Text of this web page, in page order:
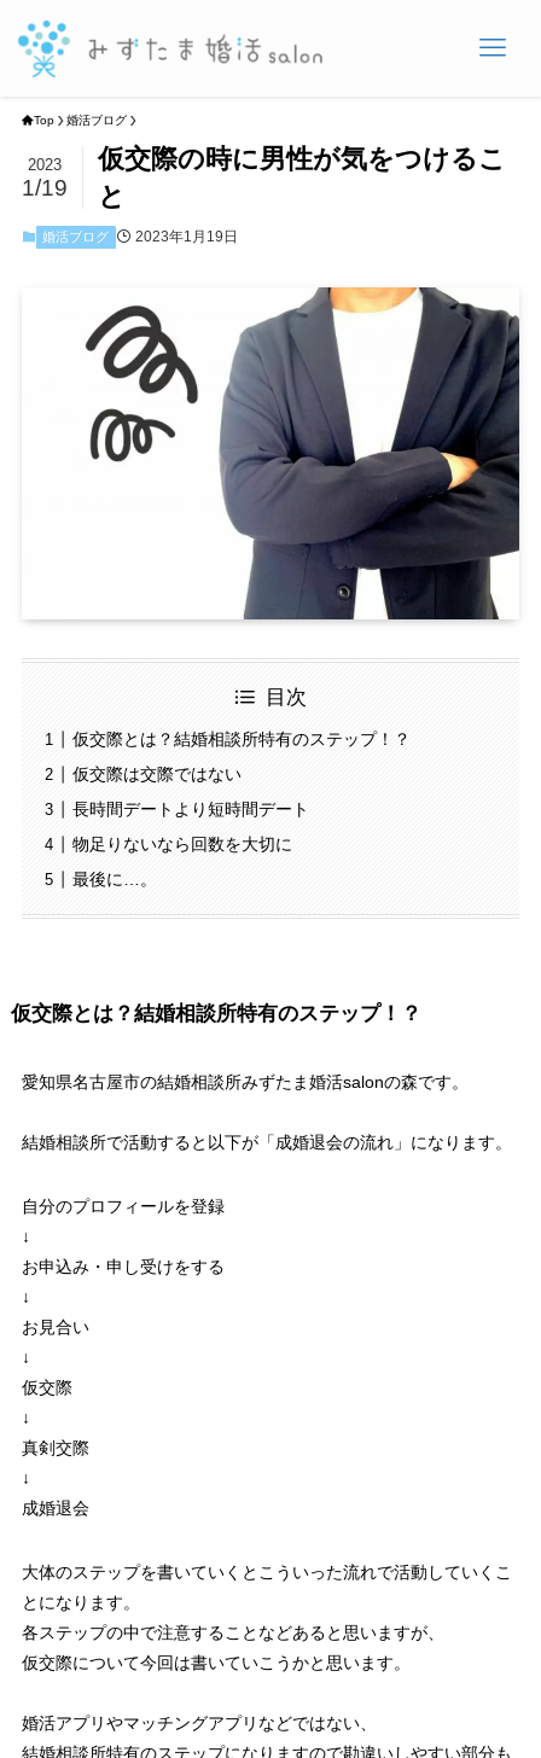
Top 婚活ブログ
仮交際の時に男性が気をつけるこ
と
2023
1/19
婚活ブログ 2023年1月19日
目次
仮交際とは？結婚相談所特有のステップ！？
仮交際は交際ではない
長時間デートより短時間デート
物足りないなら回数を大切に
最後に…。
仮交際とは？結婚相談所特有のステップ！？
愛知県名古屋市の結婚相談所みずたま婚活salonの森です。
結婚相談所で活動すると以下が「成婚退会の流れ」になります。
自分のプロフィールを登録
↓
お申込み・申し受けをする
↓
お見合い
↓
仮交際
↓
真剣交際
↓
成婚退会
大体のステップを書いていくとこういった流れで活動していくこ
とになります。
各ステップの中で注意することなどあると思いますが、
仮交際について今回は書いていこうかと思います。
婚活アプリやマッチングアプリなどではない、
結婚相談所特有のステップになりますので勘違いしやすい部分も